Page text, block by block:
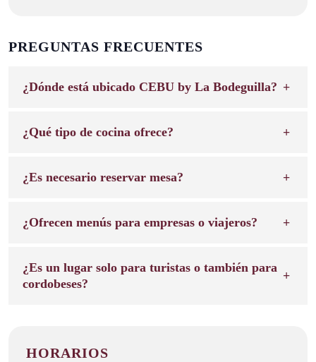
PREGUNTAS FRECUENTES
¿Dónde está ubicado CEBU by La Bodeguilla?
¿Qué tipo de cocina ofrece?
¿Es necesario reservar mesa?
¿Ofrecen menús para empresas o viajeros?
¿Es un lugar solo para turistas o también para
cordobeses?
HORARIOS